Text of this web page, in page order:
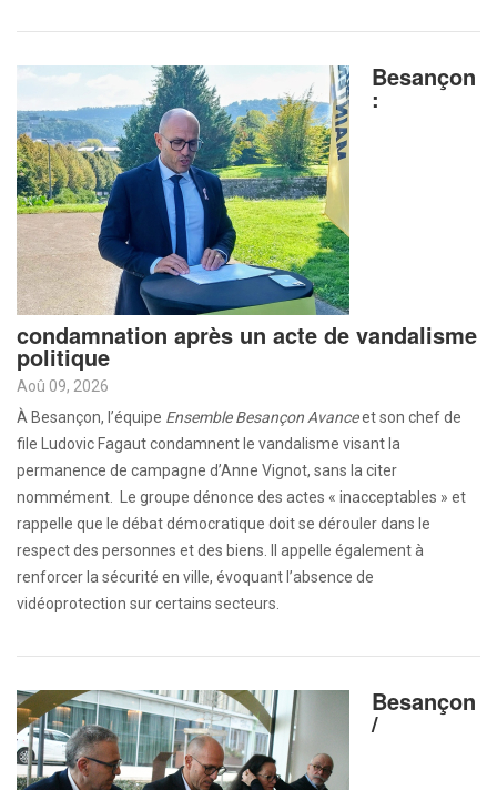
Besançon
:
condamnation après un acte de vandalisme
politique
Aoû 09, 2026
À Besançon, l’équipe Ensemble Besançon Avanceet son chef de
file Ludovic Fagaut condamnent le vandalisme visant la
permanence de campagne d’Anne Vignot, sans la citer
nommément. Le groupe dénonce des actes « inacceptables » et
rappelle que le débat démocratique doit se dérouler dans le
respect des personnes et des biens. Il appelle également à
renforcer la sécurité en ville, évoquant l’absence de
vidéoprotection sur certains secteurs.
Besançon
/